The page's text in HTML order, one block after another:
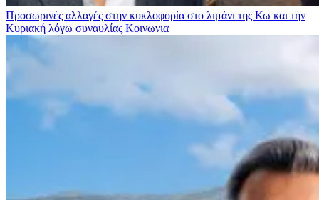
Προσωρινές αλλαγές στην κυκλοφορία στο λιμάνι της Κω και την
Κυριακή λόγω συναυλίας Κοινωνια